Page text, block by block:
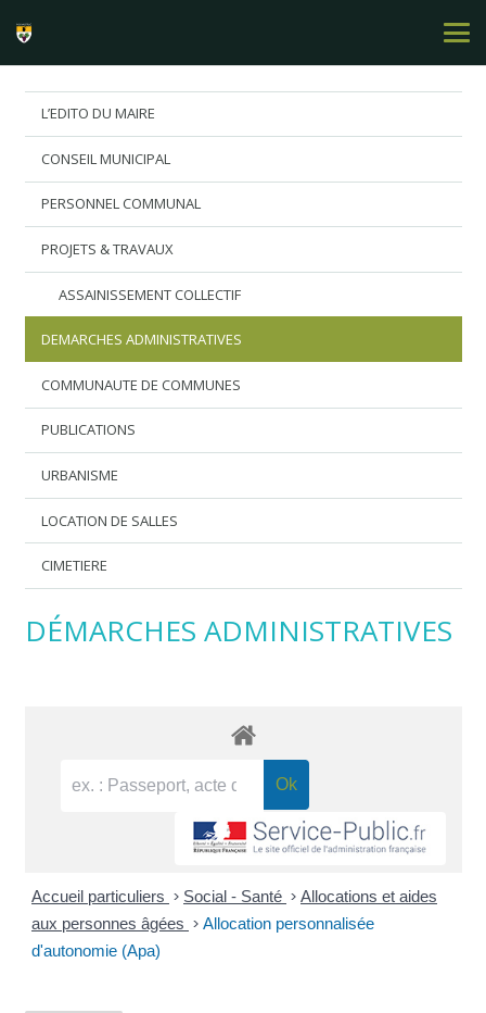
L’EDITO DU MAIRE
CONSEIL MUNICIPAL
PERSONNEL COMMUNAL
PROJETS & TRAVAUX
ASSAINISSEMENT COLLECTIF
DEMARCHES ADMINISTRATIVES
COMMUNAUTE DE COMMUNES
PUBLICATIONS
URBANISME
LOCATION DE SALLES
CIMETIERE
DÉMARCHES ADMINISTRATIVES
Accueil particuliers > Social - Santé > Allocations et aides
aux personnes âgées > Allocation personnalisée
d'autonomie (Apa)